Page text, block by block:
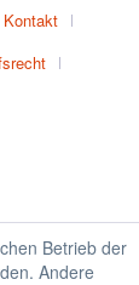
Kontakt
Betrieb der
Andere